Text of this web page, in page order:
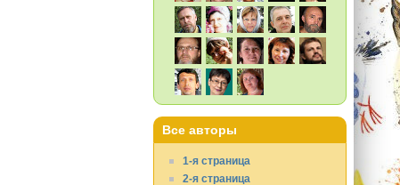
Все авторы
1-я страница
2-я страница